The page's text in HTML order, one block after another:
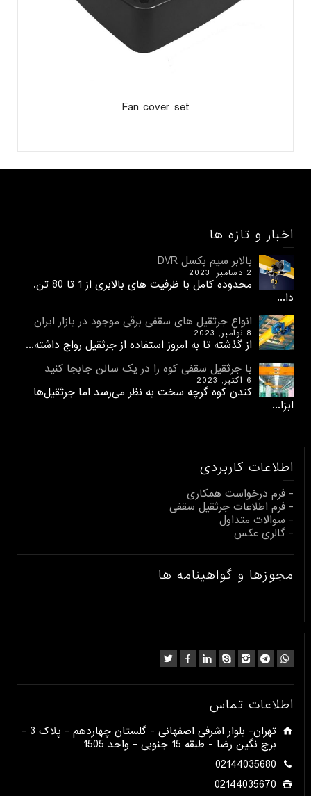
Fan cover set
اخبار و تازه ها
بالابر سیم بکسل DVR
2 دسامبر, 2023
محدوده کامل با ظرفیت های بالابری از 1 تا 80 تن.
دا...
انواع جرثقیل های سقفی برقی موجود در بازار ایران
8 نوامبر, 2023
از گذشته تا به امروز استفاده از جرثقیل رواج داشته...
با جرثقیل سقفی کوه را در یک سالن جابجا کنید
6 اکتبر, 2023
کندن کوه گرچه سخت به نظر می‌رسد اما جرثقیل‌ها
ابزا...
اطلاعات کاربردی
- فرم درخواست همکاری
- فرم اطلاعات جرثقیل سقفی
- سوالات متداول
- گالری عکس
مجوزها و گواهینامه ها
اطلاعات تماس
​تهران- بلوار اشرفی اصفهانی - گلستان چهاردهم - پلاک 3 -
برج نگین رضا - طبقه 15 جنوبی - واحد 1505​
02144035680
02144035670